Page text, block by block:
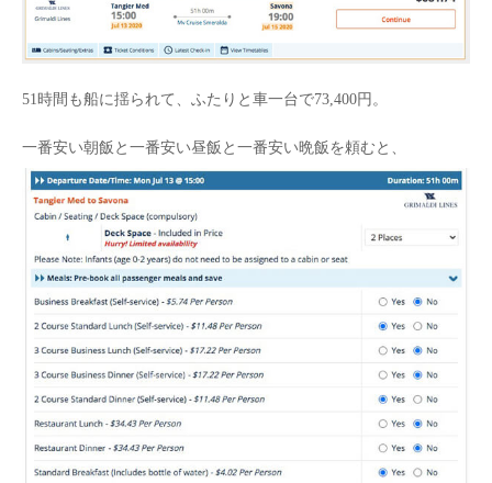
51時間も船に揺られて、ふたりと車一台で73,400円。
一番安い朝飯と一番安い昼飯と一番安い晩飯を頼むと、